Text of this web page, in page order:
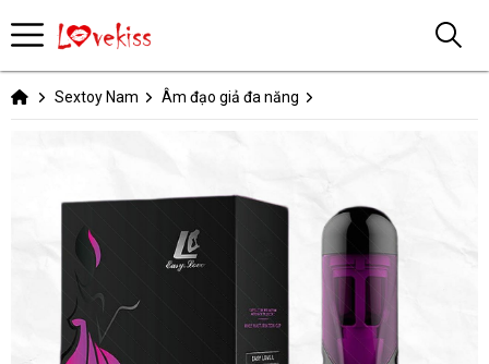
Sextoy Nam Âm đạo giả đa năng